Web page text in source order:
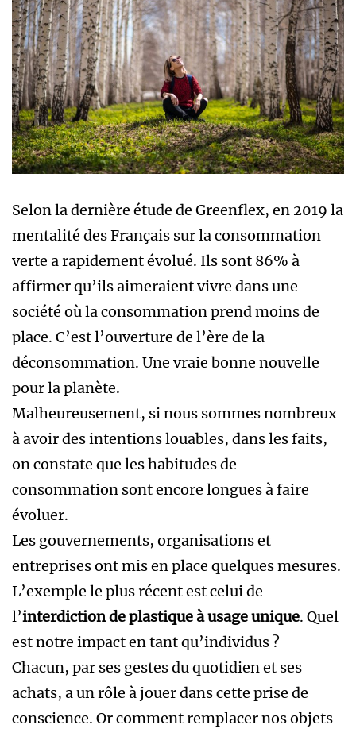
Selon la dernière étude de Greenflex, en 2019 la
mentalité des Français sur la consommation
verte a rapidement évolué. Ils sont 86% à
affirmer qu’ils aimeraient vivre dans une
société où la consommation prend moins de
place. C’est l’ouverture de l’ère de la
déconsommation. Une vraie bonne nouvelle
pour la planète.
Malheureusement, si nous sommes nombreux
à avoir des intentions louables, dans les faits,
on constate que les habitudes de
consommation sont encore longues à faire
évoluer.
Les gouvernements, organisations et
entreprises ont mis en place quelques mesures.
L’exemple le plus récent est celui de
l’interdiction de plastique à usage unique. Quel
est notre impact en tant qu’individus ?
Chacun, par ses gestes du quotidien et ses
achats, a un rôle à jouer dans cette prise de
conscience. Or comment remplacer nos objets